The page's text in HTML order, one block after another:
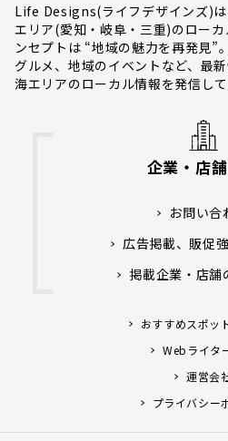
Life Designs(ライフデザインズ)
エリア(愛知・岐阜・三重)のロー
ンセプトは “地域の魅力を再発見”
グルメ、地域のイベントなど、最
海エリアのローカル情報を発信して
企業・店
お問い合
広告掲載、販促
掲載企業・店舗
おすすめスポッ
Webライタ
運営会
プライバシー